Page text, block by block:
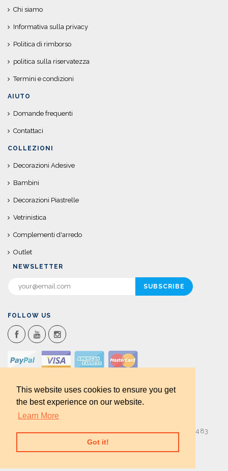
This website uses cookies to ensure you get
the best experience on our website.
Learn More
Got it!
Chi siamo
Informativa sulla privacy
Politica di rimborso
politica sulla riservatezza
Termini e condizioni
AIUTO
Domande frequenti
Contattaci
COLLEZIONI
Decorazioni Adesive
Bambini
Decorazioni Piastrelle
Vetrinistica
Complementi d'arredo
Outlet
NEWSLETTER
FOLLOW US
Via Don G. Muntoni 9 50059 Vinci (FI) P.iva 05377000483